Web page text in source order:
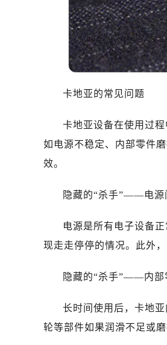
卡地亚的常见问题
卡地亚设备在使用过
如电源不稳定、内部零件
效。
隐藏的“杀手”——电源
电源是所有电子设备
现走走停停的情况。此外
隐藏的“杀手”——内部
长时间使用后，卡地
轮等部件如果润滑不足或